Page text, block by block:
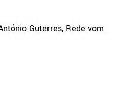
Guterres, Rede vom